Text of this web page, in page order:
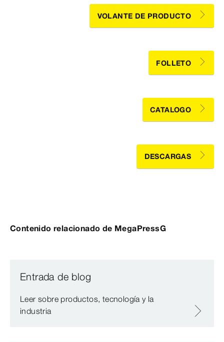
VOLANTE DE PRODUCTO
FOLLETO
CATALOGO
DESCARGAS
Contenido relacionado de MegaPressG
Entrada de blog
Leer sobre productos, tecnología y la
industria